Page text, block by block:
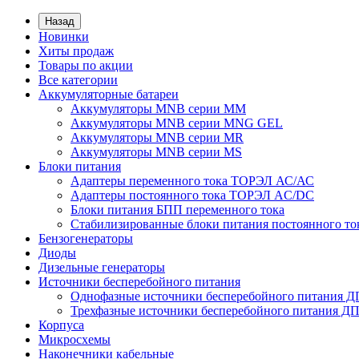
Назад
Новинки
Хиты продаж
Товары по акции
Все категории
Аккумуляторные батареи
Аккумуляторы MNB серии MM
Аккумуляторы MNB серии MNG GEL
Аккумуляторы MNB серии MR
Аккумуляторы MNB серии MS
Блоки питания
Адаптеры переменного тока ТОРЭЛ АС/АС
Адаптеры постоянного тока ТОРЭЛ AC/DC
Блоки питания БПП переменного тока
Стабилизированные блоки питания постоянного
Бензогенераторы
Диоды
Дизельные генераторы
Источники бесперебойного питания
Однофазные источники бесперебойного питания
Трехфазные источники бесперебойного питания
Корпуса
Микросхемы
Наконечники кабельные